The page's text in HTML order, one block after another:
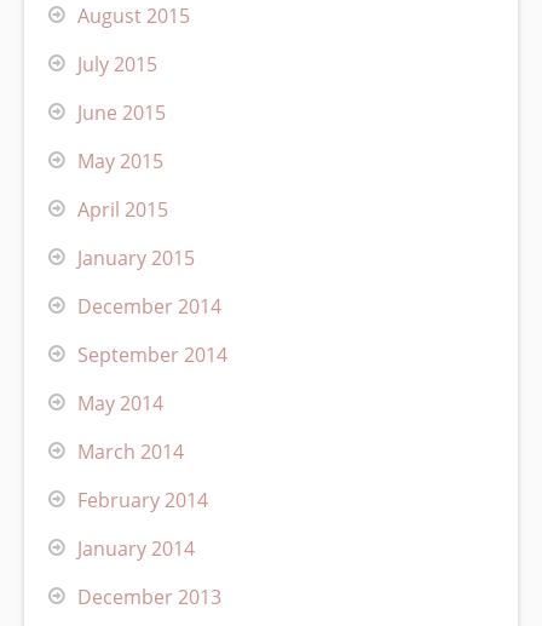
August 2015
July 2015
June 2015
May 2015
April 2015
January 2015
December 2014
September 2014
May 2014
March 2014
February 2014
January 2014
December 2013